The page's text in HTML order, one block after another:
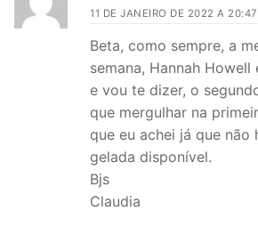
11 DE JANEIRO DE 2022 A 20:47
Beta, como sempre, a
semana, Hannah Howell
e vou te dizer, o
que mergulhar na
que eu achei já que não
gelada disponível.
Bjs
Claudia